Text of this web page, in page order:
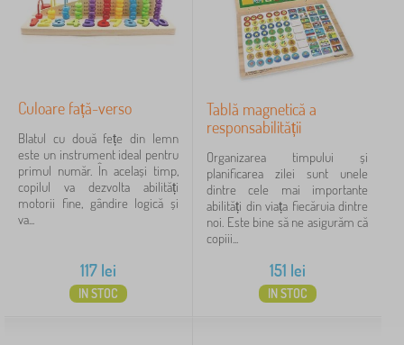
de la 3 ani
1
matematică (numărând)
8
aptitudini motorii
7
logică
7
Culoare față-verso
Blatul cu două fețe din lemn
este un instrument ideal pentru
primul număr. În același timp,
copilul va dezvolta abilități
motorii fine, gândire logică și
va...
117 lei
IN STOC
Tablă magnetică a
responsabilității
Organizarea timpului și
planificarea zilei sunt unele
dintre cele mai importante
abilități din viața fiecăruia dintre
noi. Este bine să ne asigurăm că
copiii...
151 lei
IN STOC